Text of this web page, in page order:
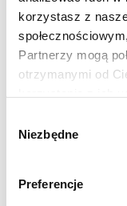
korzystasz z
Partnerzy mogą
otrzymanymi od
zgody
Niezbędne
Preferencje